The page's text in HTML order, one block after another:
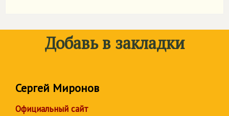
Добавь в закладки
Сергей Миронов
Официальный сайт